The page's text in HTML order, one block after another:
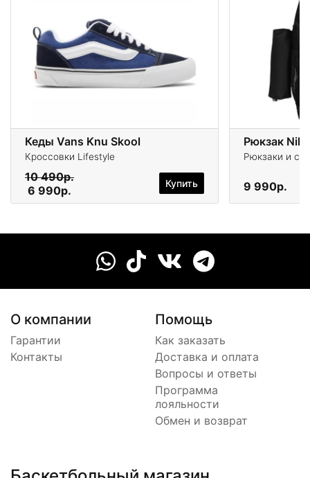
Кеды Vans Knu Skool
Кроссовки Lifestyle
10 490р.
6 990р.
Купить
Рюкзак
Рюкзаки и
9 990р.
О компании
Гарантии
Контакты
Помощь
Как заказать
Доставка и оплата
Вопросы и ответы
Программа
лояльности
Обмен и возврат